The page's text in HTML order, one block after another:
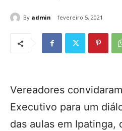
By admin fevereiro 5, 2021
Vereadores
Executivo para um
das aulas em Ipatinga,